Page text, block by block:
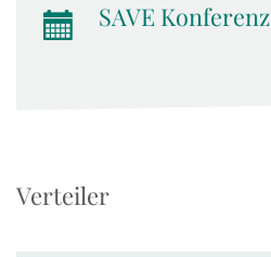
SAVE Konferenz
Verteiler